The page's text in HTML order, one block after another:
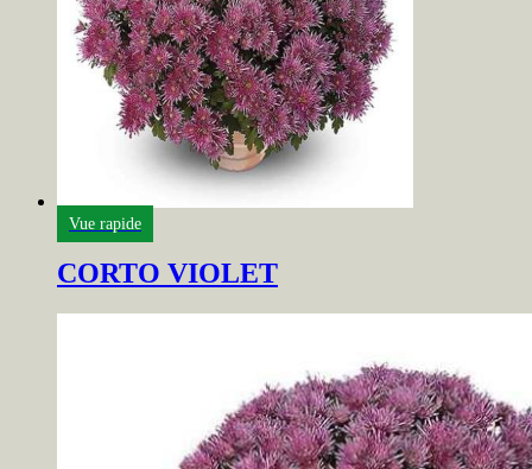
Vue rapide
CORTO VIOLET